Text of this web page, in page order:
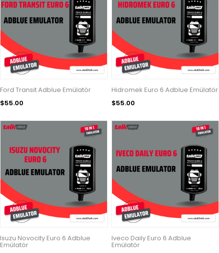
Ford Transit Adblue Emülatör
$55.00
Hidromek Euro 6 Adblue Emülatör
$55.00
Isuzu Novocity Euro 6 Adblue
Emülatör
Iveco Daily Euro 6 Adblue
Emülatör